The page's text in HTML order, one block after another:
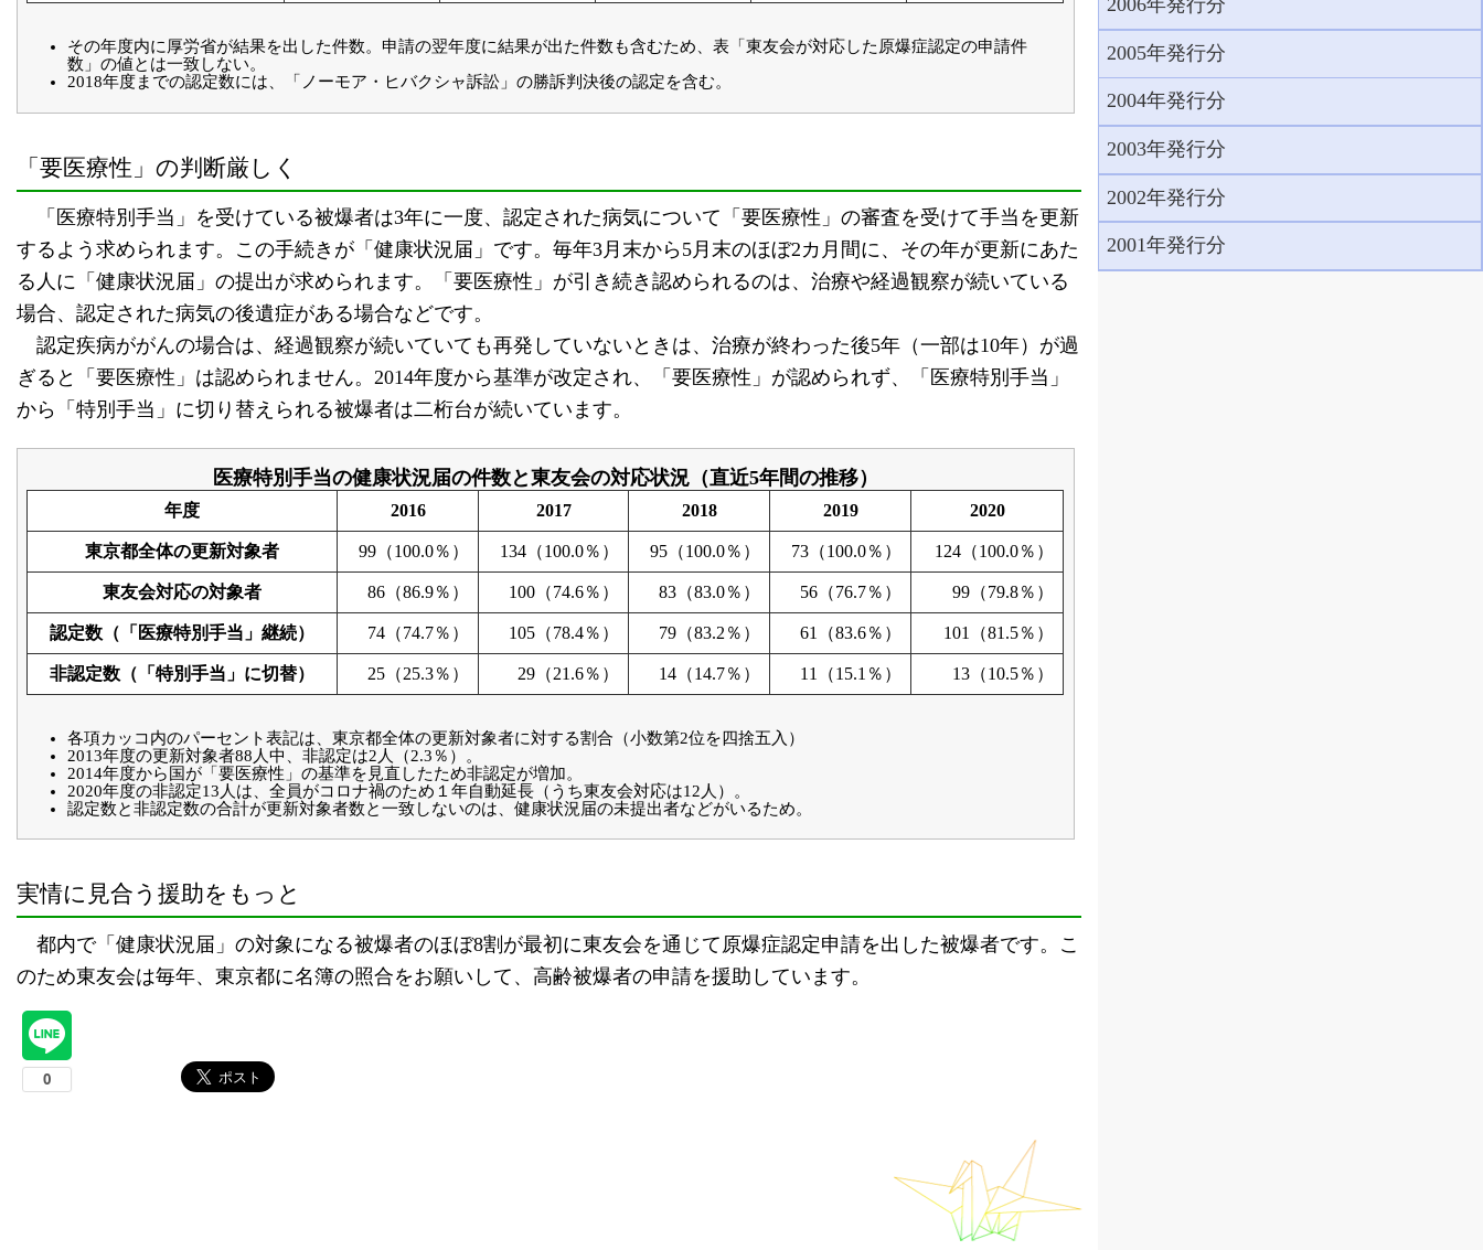
その年度内に厚労省が結果を出した件数。申請の翌年度に結果が出た件数も含むため、表「東友会が対応した原爆症認定の申請件
数」の値とは一致しない。
2018年度までの認定数には、「ノーモア・ヒバクシャ訴訟」の勝訴判決後の認定を含む。
「要医療性」の判断厳しく
「医療特別手当」を受けている被爆者は3年に一度、認定された病気について「要医療性」の審査を受けて手当を更新
するよう求められます。この手続きが「健康状況届」です。毎年3月末から5月末のほぼ2カ月間に、その年が更新にあた
る人に「健康状況届」の提出が求められます。「要医療性」が引き続き認められるのは、治療や経過観察が続いている
場合、認定された病気の後遺症がある場合などです。
認定疾病ががんの場合は、経過観察が続いていても再発していないときは、治療が終わった後5年（一部は10年）が過
ぎると「要医療性」は認められません。2014年度から基準が改定され、「要医療性」が認められず、「医療特別手当」
から「特別手当」に切り替えられる被爆者は二桁台が続いています。
医療特別手当の健康状況届の件数と東友会の対応状況（直近5年間の推移）
年度 2016 2017 2018 2019 2020
東京都全体の更新対象者 99（100.0％） 134（100.0％） 95（100.0％） 73（100.0％） 124（100.0％）
東友会対応の対象者 86（86.9％） 100（74.6％） 83（83.0％） 56（76.7％） 99（79.8％）
認定数（「医療特別手当」継続） 74（74.7％） 105（78.4％） 79（83.2％） 61（83.6％） 101（81.5％）
非認定数（「特別手当」に切替） 25（25.3％） 29（21.6％） 14（14.7％） 11（15.1％） 13（10.5％）
各項カッコ内のパーセント表記は、東京都全体の更新対象者に対する割合（小数第2位を四捨五入）
2013年度の更新対象者88人中、非認定は2人（2.3％）。
2014年度から国が「要医療性」の基準を見直したため非認定が増加。
2020年度の非認定13人は、全員がコロナ禍のため１年自動延長（うち東友会対応は12人）。
認定数と非認定数の合計が更新対象者数と一致しないのは、健康状況届の未提出者などがいるため。
実情に見合う援助をもっと
都内で「健康状況届」の対象になる被爆者のほぼ8割が最初に東友会を通じて原爆症認定申請を出した被爆者です。こ
のため東友会は毎年、東京都に名簿の照合をお願いして、高齢被爆者の申請を援助しています。
2006年発行分
2005年発行分
2004年発行分
2003年発行分
2002年発行分
2001年発行分